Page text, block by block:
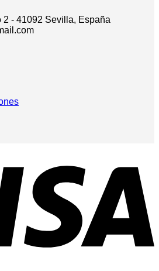
2 - 41092 Sevilla, España